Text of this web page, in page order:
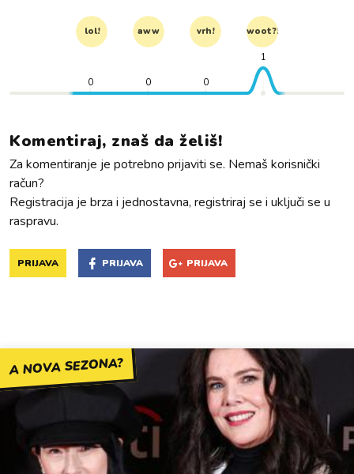
lol! aww vrh! woot?!
0 0 0
1
Komentiraj, znaš da želiš!
Za komentiranje je potrebno prijaviti se. Nemaš korisnički
račun?
Registracija je brza i jednostavna, registriraj se i uključi se u
raspravu.
PRIJAVA PRIJAVA PRIJAVA
A NOVA SEZONA?